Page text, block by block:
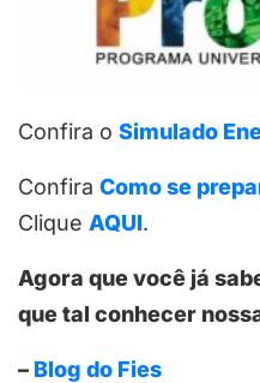
Confira o Simulado
Confira Como se
Clique AQUI.
Agora que você já
que tal conhecer
– Blog do Fies